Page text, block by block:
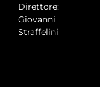
Direttore:
Giovanni
Straffelini